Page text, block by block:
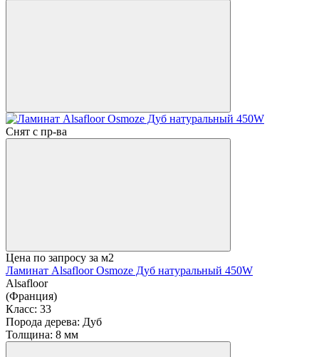
Снят с пр-ва
Цена по запросу за м2
Ламинат Alsafloor Osmoze Дуб натуральный 450W
Alsafloor
(Франция)
Класс: 33
Порода дерева: Дуб
Толщина: 8 мм